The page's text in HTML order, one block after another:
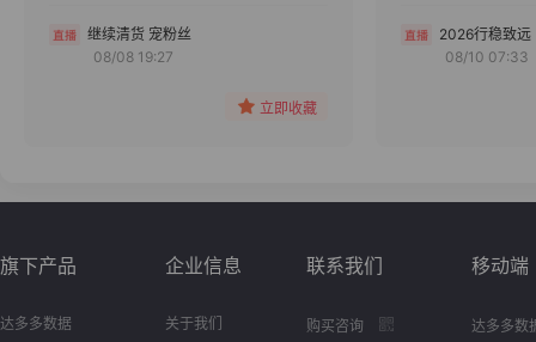
继续清货 宠粉丝
08/08 19:27
立即收藏
2026行稳致远
08/10 07:33
旗下产品
达多多数据
企业信息
关于我们
联系我们
购买咨询
移动端
达多多数